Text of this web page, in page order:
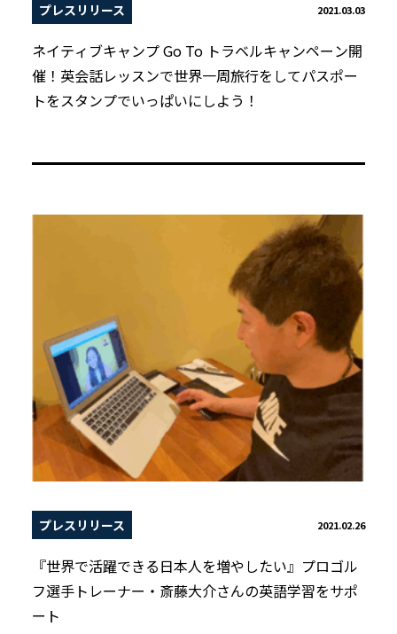
プレスリリース 2021.03.03
ネイティブキャンプ Go To トラベルキャンペーン開
催！英会話レッスンで世界一周旅行をしてパスポー
トをスタンプでいっぱいにしよう！
プレスリリース 2021.02.26
『世界で活躍できる日本人を増やしたい』プロゴル
フ選手トレーナー・斎藤大介さんの英語学習をサポ
ート